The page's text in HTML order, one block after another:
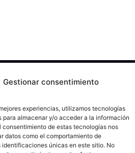
Gestionar consentimiento
experiencias, utilizamos tecnologías
para almacenar y/o acceder a la información
consentimiento de estas tecnologías nos
datos como el comportamiento de
identificaciones únicas en este sitio. No